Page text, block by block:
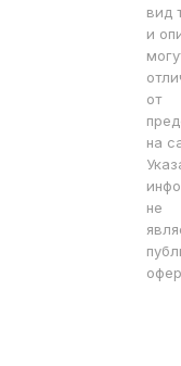
вид
и
от
на
не